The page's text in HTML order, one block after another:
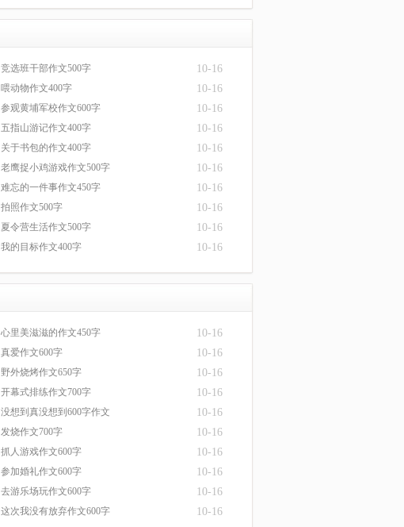
竞选班干部作文500字 10-16
喂动物作文400字 10-16
参观黄埔军校作文600字 10-16
五指山游记作文400字 10-16
关于书包的作文400字 10-16
老鹰捉小鸡游戏作文500字 10-16
难忘的一件事作文450字 10-16
拍照作文500字 10-16
夏令营生活作文500字 10-16
我的目标作文400字 10-16
心里美滋滋的作文450字 10-16
真爱作文600字 10-16
野外烧烤作文650字 10-16
开幕式排练作文700字 10-16
没想到真没想到600字作文 10-16
发烧作文700字 10-16
抓人游戏作文600字 10-16
参加婚礼作文600字 10-16
去游乐场玩作文600字 10-16
这次我没有放弃作文600字 10-16